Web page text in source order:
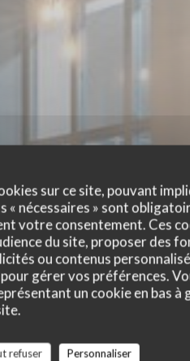
sur ce site, pouvant
« nécessaires » sont
votre consentement. Ces
du site, proposer des
ou contenus
gérer vos préférences.
un cookie en bas à
refuser
Personnaliser